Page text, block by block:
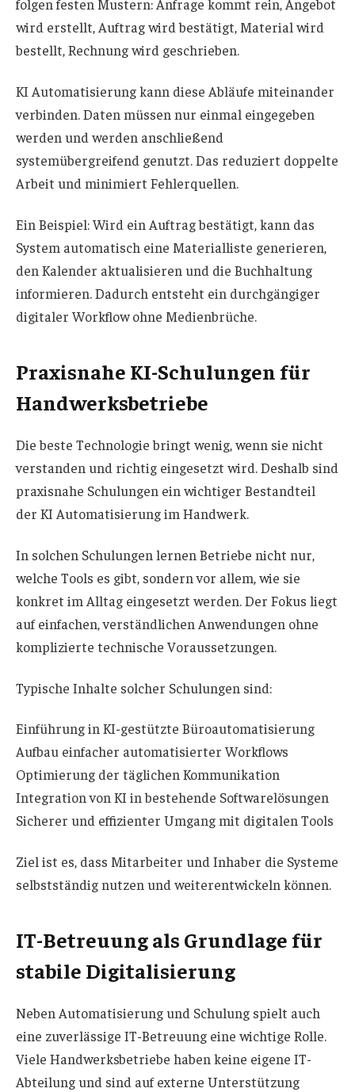
folgen festen Mustern: Anfrage kommt rein, Angebot
wird erstellt, Auftrag wird bestätigt, Material wird
bestellt, Rechnung wird geschrieben.
KI Automatisierung kann diese Abläufe miteinander
verbinden. Daten müssen nur einmal eingegeben
werden und werden anschließend
systemübergreifend genutzt. Das reduziert doppelte
Arbeit und minimiert Fehlerquellen.
Ein Beispiel: Wird ein Auftrag bestätigt, kann das
System automatisch eine Materialliste generieren,
den Kalender aktualisieren und die Buchhaltung
informieren. Dadurch entsteht ein durchgängiger
digitaler Workflow ohne Medienbrüche.
Praxisnahe KI-Schulungen für
Handwerksbetriebe
Die beste Technologie bringt wenig, wenn sie nicht
verstanden und richtig eingesetzt wird. Deshalb sind
praxisnahe Schulungen ein wichtiger Bestandteil
der KI Automatisierung im Handwerk.
In solchen Schulungen lernen Betriebe nicht nur,
welche Tools es gibt, sondern vor allem, wie sie
konkret im Alltag eingesetzt werden. Der Fokus liegt
auf einfachen, verständlichen Anwendungen ohne
komplizierte technische Voraussetzungen.
Typische Inhalte solcher Schulungen sind:
Einführung in KI-gestützte Büroautomatisierung
Aufbau einfacher automatisierter Workflows
Optimierung der täglichen Kommunikation
Integration von KI in bestehende Softwarelösungen
Sicherer und effizienter Umgang mit digitalen Tools
Ziel ist es, dass Mitarbeiter und Inhaber die Systeme
selbstständig nutzen und weiterentwickeln können.
IT-Betreuung als Grundlage für
stabile Digitalisierung
Neben Automatisierung und Schulung spielt auch
eine zuverlässige IT-Betreuung eine wichtige Rolle.
Viele Handwerksbetriebe haben keine eigene IT-
Abteilung und sind auf externe Unterstützung